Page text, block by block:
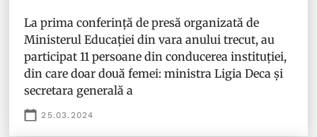
La prima conferință de presă organizată de
Ministerul Educației din vara anului trecut, au
participat 11 persoane din conducerea instituției,
din care doar două femei: ministra Ligia Deca și
secretara generală a
25.03.2024